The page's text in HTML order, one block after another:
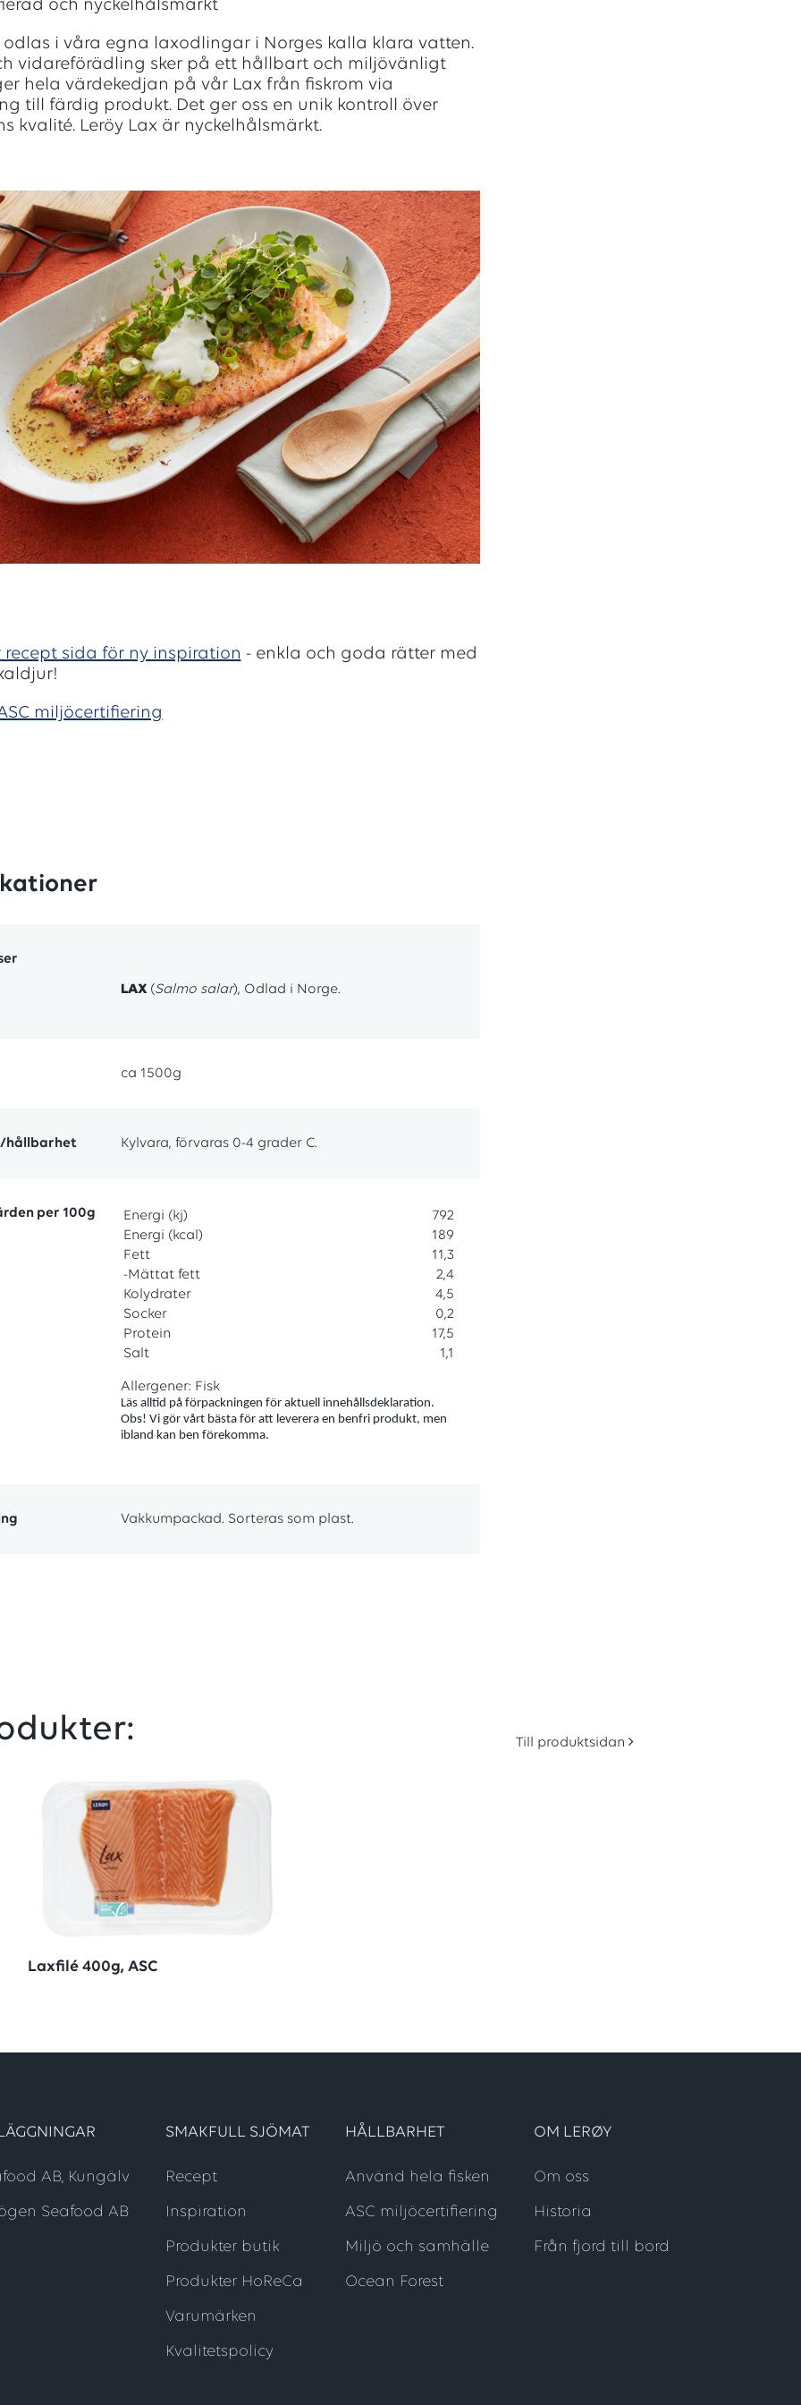
och nyckelhålsmärkt
odlas i våra egna laxodlingar i Norges kalla klara vatten.
vidareförädling sker på ett hållbart och miljövänligt
hela värdekedjan på vår Lax från fiskrom via
till färdig produkt. Det ger oss en unik kontroll över
kvalité. Leröy Lax är nyckelhålsmärkt.
recept sida för ny inspiration - enkla och goda rätter med
miljöcertifiering
LAX (Salmo salar), Odlad i Norge.
ca 1500g
hållbarhet Kylvara, förvaras 0-4 grader C.
per 100g Energi (kj)
792
Energi (kcal)
189
Fett
11,3
-Mättat fett
2,4
Kolydrater
4,5
Socker
0,2
Protein
17,5
Salt
1,1
Allergener: Fisk
Läs alltid på förpackningen för aktuell innehållsdeklaration.
Obs! Vi gör vårt bästa för att leverera en benfri produkt, men
ibland kan ben förekomma.
Vakkumpackad. Sorteras som plast.
Till produktsidan
Laxfilé 400g, ASC
AB, Kungälv
Seafood AB
SMAKFULL SJÖMAT
Recept
Inspiration
Produkter butik
Produkter HoReCa
Varumärken
Kvalitetspolicy
HÅLLBARHET
Använd hela fisken
ASC miljöcertifiering
Miljö och samhälle
Ocean Forest
OM LERØY
Om oss
Historia
Från fjord till bord